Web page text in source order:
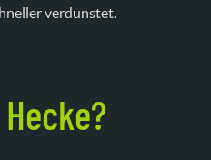
verdunstet.